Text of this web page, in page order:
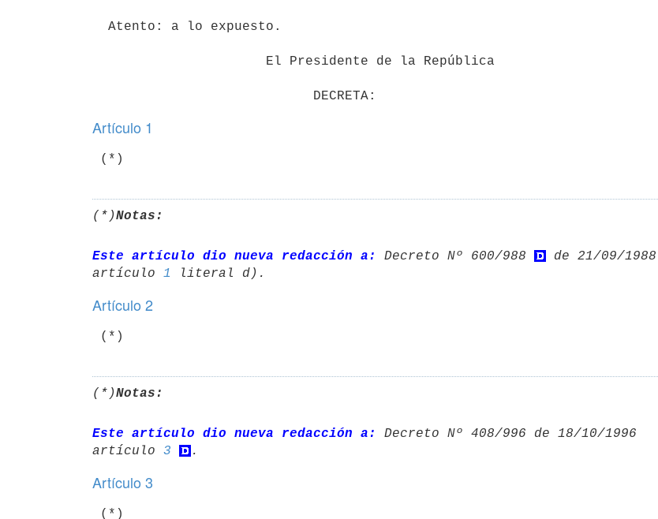
Artículo 1
(*)Notas:
Este artículo dio nueva redacción a: Decreto Nº 600/988
de 21/09/1988
artículo 1
Artículo 2
(*)Notas:
Este artículo dio nueva redacción a:
Decreto Nº 408/996 de 18/10/1996
artículo 3
Artículo 3